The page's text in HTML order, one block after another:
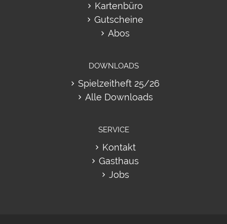
Kartenbüro
Gutscheine
Abos
DOWNLOADS
Spielzeitheft 25/26
Alle Downloads
SERVICE
Kontakt
Gasthaus
Jobs